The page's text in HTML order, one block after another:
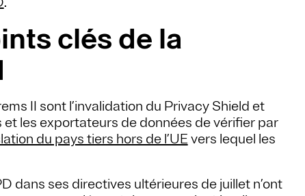
clés de la
II sont l’invalidation du Privacy Shield et
les exportateurs de données de vérifier par
du pays tiers hors de l’UE vers lequel les
dans ses directives ultérieures de juillet n’ont